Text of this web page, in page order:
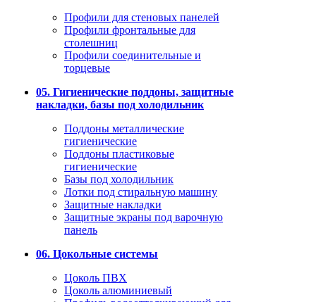
Профили для стеновых панелей
Профили фронтальные для
столешниц
Профили соединительные и
торцевые
05. Гигиенические поддоны, защитные
накладки, базы под холодильник
Поддоны металлические
гигиенические
Поддоны пластиковые
гигиенические
Базы под холодильник
Лотки под стиральную машину
Защитные накладки
Защитные экраны под варочную
панель
06. Цокольные системы
Цоколь ПВХ
Цоколь алюминиевый